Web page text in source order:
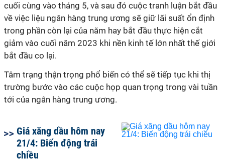
cuối cùng vào tháng 5, và sau đó cuộc tranh luận bắt đầu
về việc liệu ngân hàng trung ương sẽ giữ lãi suất ổn định
trong phần còn lại của năm hay bắt đầu thực hiện cắt
giảm vào cuối năm 2023 khi nền kinh tế lớn nhất thế giới
bắt đầu co lại.
Tâm trạng thận trọng phổ biến có thể sẽ tiếp tục khi thị
trường bước vào các cuộc họp quan trọng trong vài tuần
tới của ngân hàng trung ương.
Giá xăng dầu hôm nay
21/4: Biến động trái
chiều